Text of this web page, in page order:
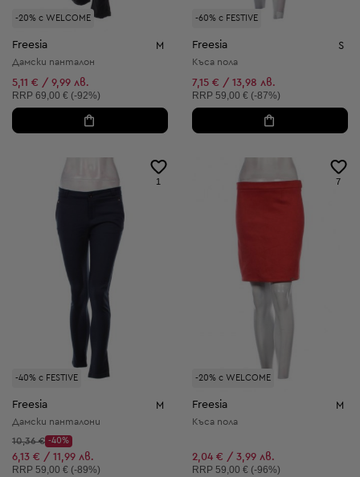
-20% с WELCOME
Freesia M
Дамски панталон
5,11 € / 9,99 лв.
Препоръчителна цена:
RRP 69,00 € (-92%)
-60% с FESTIVE
Freesia S
Къса пола
7,15 € / 13,98 лв.
Препоръчителна цена:
RRP 59,00 € (-87%)
-40% с FESTIVE
1
Freesia M
Дамски панталони
Начална цена:
10,36 €
Discount Price:
-40%
Намалена цена:
6,13 € / 11,99 лв.
Препоръчителна цена:
RRP 59,00 € (-89%)
-20% с WELCOME
7
Freesia M
Къса пола
2,04 € / 3,99 лв.
Препоръчителна цена:
RRP 59,00 € (-96%)